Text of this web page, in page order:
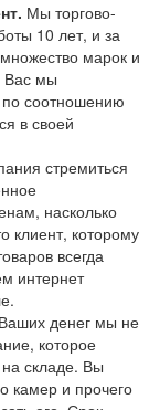
Мы торгово-
10 лет, и за
марок и
Вас мы
соотношению
в своей
стремиться
насколько
клиент, которому
всегда
интернет
денег мы не
которое
складе. Вы
камер и прочего